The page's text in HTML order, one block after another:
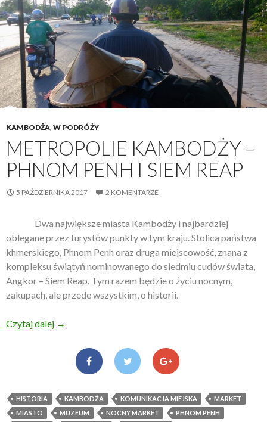
KAMBODŻA, W PODRÓŻY
METROPOLIE KAMBODŻY –
PHNOM PENH I SIEM REAP
5 PAŹDZIERNIKA 2017 2 KOMENTARZE
Dwa największe miasta Kambodży i najbardziej
oblegane przez turystów punkty w tym kraju. Stolica państwa
khmerskiego, Phnom Penh oraz druga miejscowość, znana z
kompleksu świątyń nominowanego do siedmiu cudów świata,
Angkor – Siem Reap. Tym razem będzie o życiu nocnym,
zakupach, ale przede wszystkim, o historii.
Czytaj dalej Metropolie Kambodży – Phnom Penh i Siem Reap
→
HISTORIA KAMBODŻA KOMUNIKACJA MIEJSKA
MARKET
MIASTO
MUZEUM NOCNY MARKET PHNOM PENH